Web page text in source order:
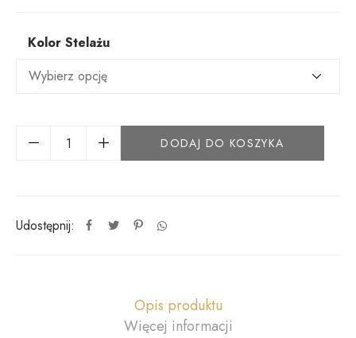
Kolor Stelażu
DODAJ DO KOSZYKA
Udostępnij:
Opis produktu
Więcej informacji